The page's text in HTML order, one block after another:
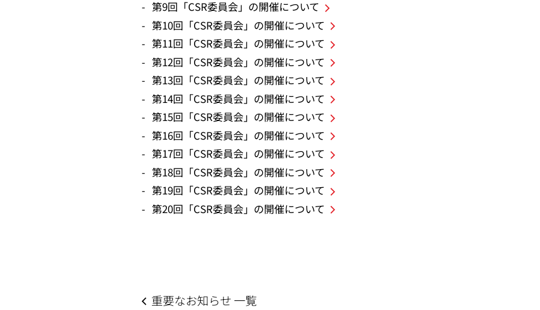
第9回「CSR委員会」の開催について
第10回「CSR委員会」の開催について
第11回「CSR委員会」の開催について
第12回「CSR委員会」の開催について
第13回「CSR委員会」の開催について
第14回「CSR委員会」の開催について
第15回「CSR委員会」の開催について
第16回「CSR委員会」の開催について
第17回「CSR委員会」の開催について
第18回「CSR委員会」の開催について
第19回「CSR委員会」の開催について
第20回「CSR委員会」の開催について
重要なお知らせ 一覧